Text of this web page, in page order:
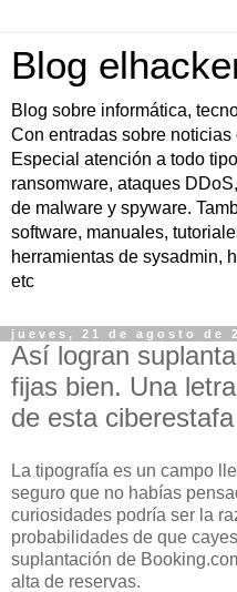
Blog
Blog sobre informática,
Con entradas sobre
Especial atención a todo
ransomware, ataques
de malware y spyware.
software, manuales,
herramientas de sysadmin,
etc
jueves, 21 de agosto de
Así logran
fijas bien. Una
de esta
La tipografía es un campo
seguro que no habías
curiosidades podría ser la
probabilidades de que
suplantación de
alta de reservas.